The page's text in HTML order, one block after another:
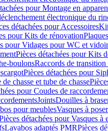
pour Montage en
électronique du
détachées pour Accessoires
pour Kits de rénovation
pour Vidages pour WC et
Pièces détachées pour Kits
boulonsRaccords de
Pièces détachées pour
chasse et tube de chasse
pour Coudes de
JointsDouilles à
pour meublesVasques à poser
détachées pour Vasques à
Lavabos adaptés PMRPièces